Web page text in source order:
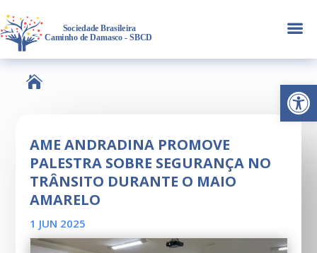
Abrir
a

AME ANDRADINA PROMOVE
PALESTRA SOBRE SEGURANÇA NO
TRÂNSITO DURANTE O MAIO
AMARELO
1 JUN 2025